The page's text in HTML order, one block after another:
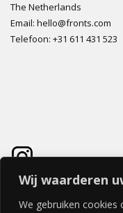
Wij waarderen
We gebruiken
The Netherlands
Email: hello@fronts.com
Telefoon: +31 611 431 523